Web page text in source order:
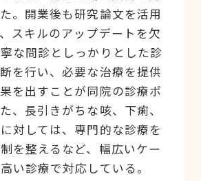
。開業後も研究論文を活用
スキルのアップデートを欠
な問診としっかりとした診
を行い、必要な治療を提供
を出すことが同院の診療ポ
、長引きがちな咳、下痢、
対しては、専門的な診療を
を整えるなど、幅広いケー
い診療で対応している。